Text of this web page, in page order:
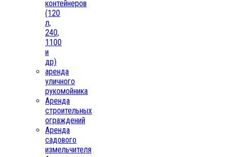
контейнеров
(120
л,
240,
1100
и
др)
аренда
уличного
рукомойника
Аренда
строительных
ограждений
Аренда
садового
измельчителя